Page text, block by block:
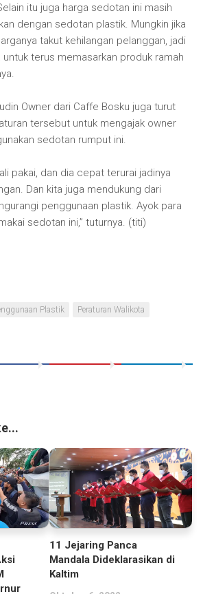
itu juga harga sedotan ini masih
dengan sedotan plastik. Mungkin jika
takut kehilangan pelanggan, jadi
terus memasarkan produk ramah
Owner dari Caffe Bosku juga turut
tersebut untuk mengajak owner
sedotan rumput ini.
pakai, dan dia cepat terurai jadinya
Dan kita juga mendukung dari
penggunaan plastik. Ayok para
sedotan ini,” tuturnya. (titi)
Plastik
Peraturan Walikota
11 Jejaring Panca
Mandala Dideklarasikan di
Kaltim